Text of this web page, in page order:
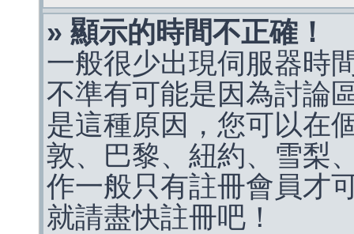
» 顯示的時間不正確！
一般很少出現伺服器時
不準有可能是因為討論
是這種原因，您可以在
敦、巴黎、紐約、雪梨
作一般只有註冊會員才
就請盡快註冊吧！